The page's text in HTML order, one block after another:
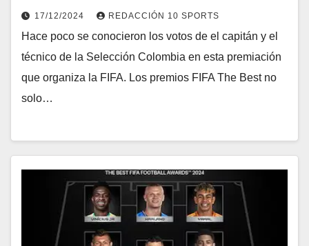
17/12/2024 REDACCIÓN 10 SPORTS
Hace poco se conocieron los votos de el capitán y el
técnico de la Selección Colombia en esta premiación
que organiza la FIFA. Los premios FIFA The Best no
solo…